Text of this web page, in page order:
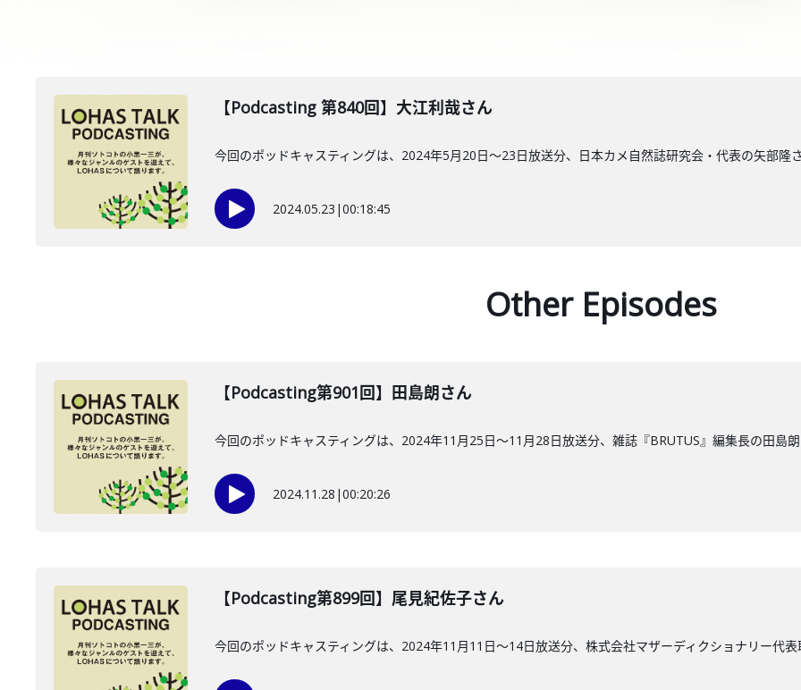
【Podcasting 第840回】大江利哉さん
今回のポッドキャスティングは、2024年5月20日〜23日放送分、日本カメ自然誌研究会・代表の矢部隆
2024.05.23 |00:18:45
Other Episodes
【Podcasting第901回】田島朗さん
今回のポッドキャスティングは、2024年11月25日～11月28日放送分、雑誌『BRUTUS』編集長の田島
2024.11.28 |00:20:26
【Podcasting第899回】尾見紀佐子さん
今回のポッドキャスティングは、2024年11月11日～14日放送分、株式会社マザーディクショナリー代